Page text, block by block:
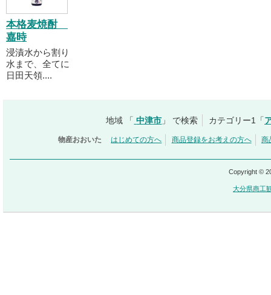
本格麦焼酎
嘉時
浸漬水から割り
水まで、全てに
日田天領....
地域 「 中津市 」 で検索 カテゴリー1「
物産おおいた はじめての方へ 商品登録をお考えの方へ 商
Copyright ©
大分県商工